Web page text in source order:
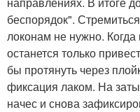
беспорядок".
локонам не нужно.
останется только
бы протянуть через
фиксация лаком. На
начес и снова